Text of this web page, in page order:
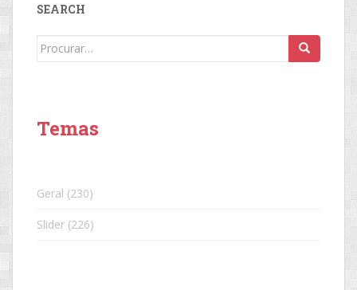
SEARCH
Search
Temas
Geral (230)
Slider (226)